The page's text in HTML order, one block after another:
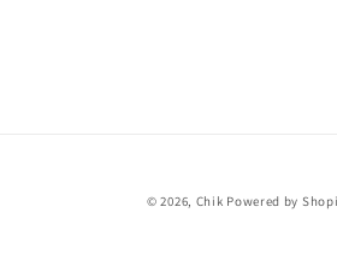
© 2026, Chik Powered by